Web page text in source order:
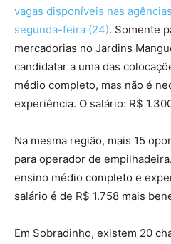
vagas disponíveis nas
segunda-feira (24). Somente
mercadorias no Jardins
candidatar a uma das
médio completo, mas não é
experiência. O salário: R$
Na mesma região, mais 15
para operador de
ensino médio completo e
salário é de R$ 1.758 mais
Em Sobradinho, existem 20